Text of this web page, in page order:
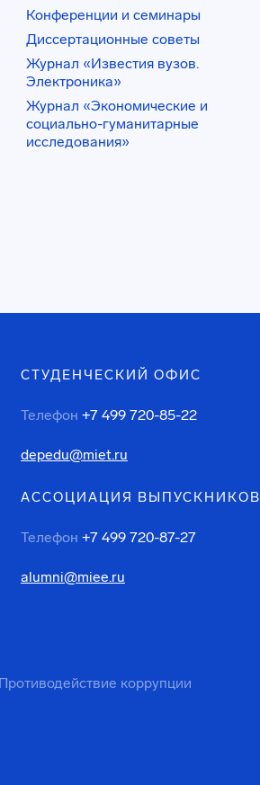
Конференции и семинары
Диссертационные советы
Журнал «Известия вузов.
Электроника»
Журнал «Экономические и
социально-гуманитарные
исследования»
СТУДЕНЧЕСКИЙ ОФИС
Телефон +7 499 720-85-22
depedu@miet.ru
АССОЦИАЦИЯ ВЫПУСКНИКОВ
Телефон +7 499 720-87-27
alumni@miee.ru
Противодействие коррупции